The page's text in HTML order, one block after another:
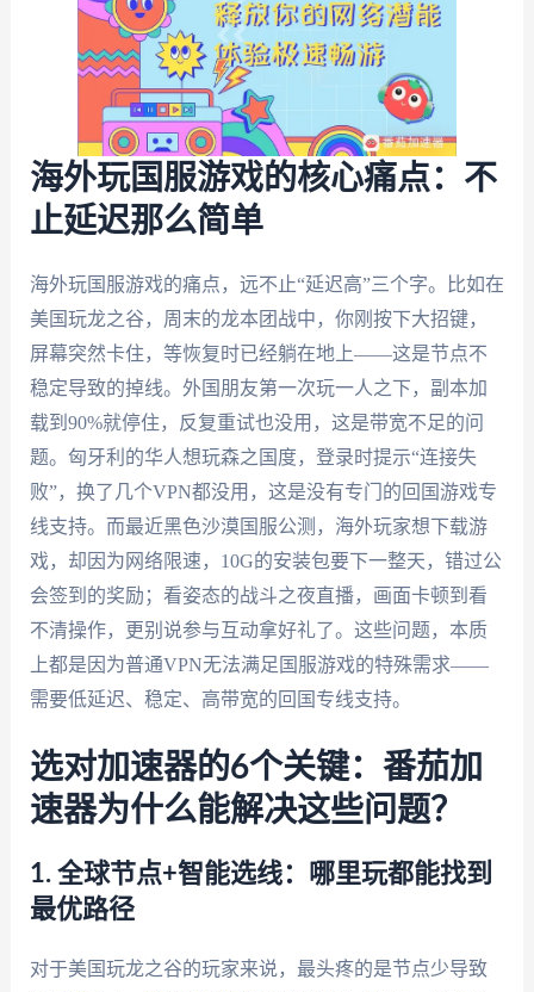
海外玩国服游戏的核心痛点：不
止延迟那么简单
海外玩国服游戏的痛点，远不止“延迟高”三个字。比如在
美国玩龙之谷，周末的龙本团战中，你刚按下大招键，
屏幕突然卡住，等恢复时已经躺在地上——这是节点不
稳定导致的掉线。外国朋友第一次玩一人之下，副本加
载到90%就停住，反复重试也没用，这是带宽不足的问
题。匈牙利的华人想玩森之国度，登录时提示“连接失
败”，换了几个VPN都没用，这是没有专门的回国游戏专
线支持。而最近黑色沙漠国服公测，海外玩家想下载游
戏，却因为网络限速，10G的安装包要下一整天，错过公
会签到的奖励；看姿态的战斗之夜直播，画面卡顿到看
不清操作，更别说参与互动拿好礼了。这些问题，本质
上都是因为普通VPN无法满足国服游戏的特殊需求——
需要低延迟、稳定、高带宽的回国专线支持。
选对加速器的6个关键：番茄加
速器为什么能解决这些问题？
1. 全球节点+智能选线：哪里玩都能找到
最优路径
对于美国玩龙之谷的玩家来说，最头疼的是节点少导致